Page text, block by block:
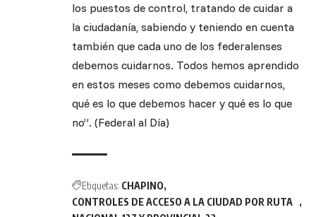
los puestos de control, tratando de cuidar a
la ciudadanía, sabiendo y teniendo en cuenta
también que cada uno de los federalenses
debemos cuidarnos. Todos hemos aprendido
en estos meses como debemos cuidarnos,
qué es lo que debemos hacer y qué es lo que
no”. (Federal al Día)
Etiquetas: CHAPINO
CONTROLES DE ACCESO A LA CIUDAD POR RUTA